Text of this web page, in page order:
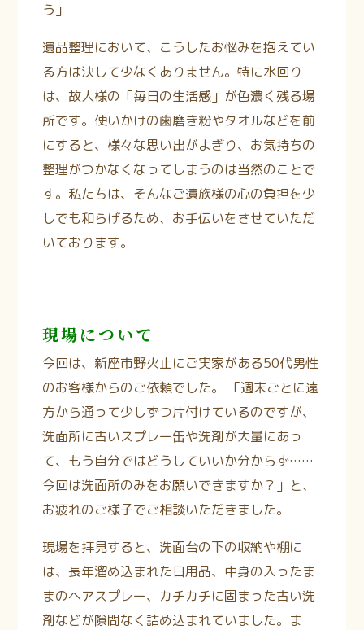
う」
遺品整理において、こうしたお悩みを抱えてい
る方は決して少なくありません。特に水回り
は、故人様の「毎日の生活感」が色濃く残る場
所です。使いかけの歯磨き粉やタオルなどを前
にすると、様々な思い出がよぎり、お気持ちの
整理がつかなくなってしまうのは当然のことで
す。私たちは、そんなご遺族様の心の負担を少
しでも和らげるため、お手伝いをさせていただ
いております。
現場について
今回は、新座市野火止にご実家がある50代男性
のお客様からのご依頼でした。 「週末ごとに遠
方から通って少しずつ片付けているのですが、
洗面所に古いスプレー缶や洗剤が大量にあっ
て、もう自分ではどうしていいか分からず……
今回は洗面所のみをお願いできますか？」と、
お疲れのご様子でご相談いただきました。
現場を拝見すると、洗面台の下の収納や棚に
は、長年溜め込まれた日用品、中身の入ったま
まのヘアスプレー、カチカチに固まった古い洗
剤などが隙間なく詰め込まれていました。ま